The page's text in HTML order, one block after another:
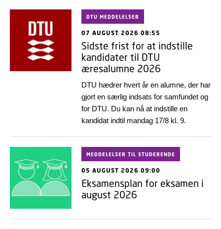
DTU MEDDELELSER
07 AUGUST 2026 08:55
Sidste frist for at indstille
kandidater til DTU
æresalumne 2026
DTU hædrer hvert år en alumne, der har
gjort en særlig indsats for samfundet og
for DTU. Du kan nå at indstille en
kandidat indtil mandag 17/8 kl. 9.
MEDDELELSER TIL STUDERENDE
05 AUGUST 2026 09:00
Eksamensplan for eksamen i
august 2026